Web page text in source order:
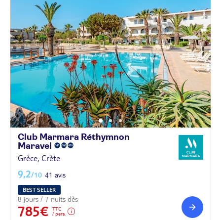
Club Marmara Réthymnon
Maravel
Grèce, Crète
9,2/10 41 avis
BEST SELLER
8 jours / 7 nuits dès
785€
TTC
/ pers.